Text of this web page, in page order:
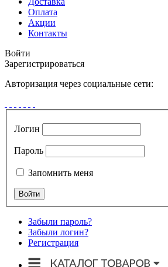
Оплата
Акции
Контакты
Войти
Зарегистрироваться
Авторизация через социальные сети:
Логин
Пароль
Запомнить меня
Забыли пароль?
Забыли логин?
Регистрация